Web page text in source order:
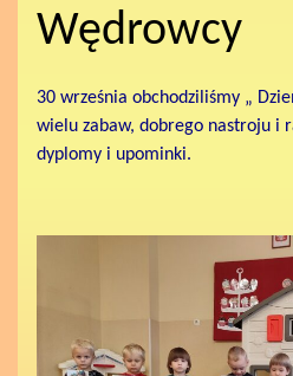
Wędrowcy
30 września obchodziliśmy „
wielu zabaw, dobrego nastroju i
dyplomy i upominki.